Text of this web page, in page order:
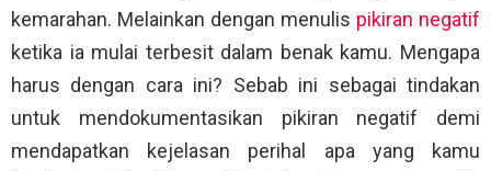
kemarahan. Melainkan dengan menulis pikiran negatif
ketika ia mulai terbesit dalam benak kamu. Mengapa
harus dengan cara ini? Sebab ini sebagai tindakan
untuk mendokumentasikan pikiran negatif demi
mendapatkan kejelasan perihal apa yang kamu